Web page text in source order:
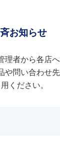
お知らせ
理者から各店
や問い合わせ
用ください。